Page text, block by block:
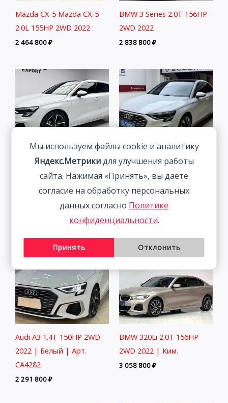
Mazda CX-5 Mazda CX-5
2.0L 155HP 2WD 2022
2 464 800₽
BMW 3 Series 2.0T 156HP
2WD 2022
2 838 800₽
Audi A3 1.4T 150HP 2WD
2022 | Белый | Арт.
Audi A3L 1.4L 150HP 2WD
2022
2 511 800₽
Audi A3 1.4T 150HP 2WD
2022 | Белый | Арт.
CA4282
2 291 800₽
BMW 320Li 2.0T 156HP
2WD 2022 | Ким.
3 058 800₽
Мы используем файлы cookie и аналитику
Яндекс.Метрикидля улучшения работы
сайта. Нажимая «Принять», вы даёте
согласие на обработку персональных
данных согласно Политике
конфиденциальности.
Принять Отклонить